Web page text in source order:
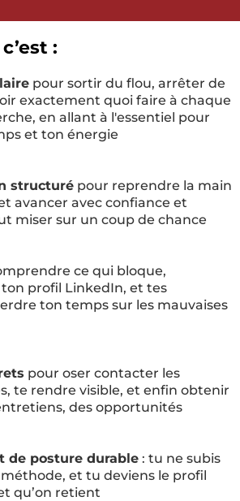
:
pour sortir du flou, arrêter de
exactement quoi faire à chaque
en allant à l'essentiel pour
et ton énergie
structuré pour reprendre la main
avancer avec confiance et
miser sur un coup de chance
ce qui bloque,
profil LinkedIn, et tes
ton temps sur les mauvaises
pour oser contacter les
te rendre visible, et enfin obtenir
des opportunités
de posture durable : tu ne subis
et tu deviens le profil
qu’on retient